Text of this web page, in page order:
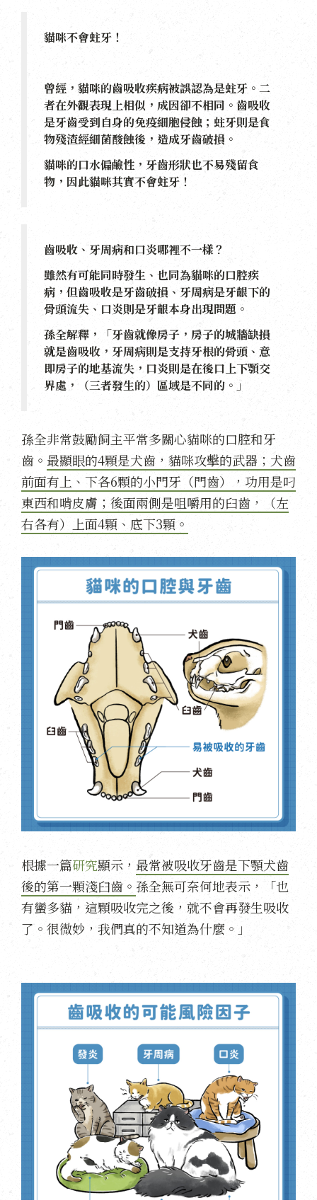
貓咪不會蛀牙！
曾經，貓咪的齒吸收疾病被誤認為是蛀牙。二
者在外觀表現上相似，成因卻不相同。齒吸收
是牙齒受到自身的免疫細胞侵蝕；蛀牙則是食
物殘渣經細菌酸蝕後，造成牙齒破損。
貓咪的口水偏鹼性，牙齒形狀也不易殘留食
物，因此貓咪其實不會蛀牙！
齒吸收、牙周病和口炎哪裡不一樣？
雖然有可能同時發生、也同為貓咪的口腔疾
病，但齒吸收是牙齒破損、牙周病是牙齦下的
骨頭流失、口炎則是牙齦本身出現問題。
孫全解釋，「牙齒就像房子，房子的城牆缺損
就是齒吸收，牙周病則是支持牙根的骨頭、意
即房子的地基流失，口炎則是在後口上下顎交
界處，（三者發生的）區域是不同的。」
孫全非常鼓勵飼主平常多關心貓咪的口腔和牙
齒。 最顯眼的4顆是犬齒，貓咪攻擊的武器；犬齒
前面有上、下各6顆的小門牙（門齒），功用是叼
東西和啃皮膚；後面兩側是咀嚼用的臼齒，（左
右各有）上面4顆、底下3顆。
根據一篇研究顯示， 最常被吸收牙齒是下顎犬齒
後的第一顆淺臼齒。 孫全無可奈何地表示，「也
有蠻多貓，這顆吸收完之後，就不會再發生吸收
了。很微妙，我們真的不知道為什麼。」